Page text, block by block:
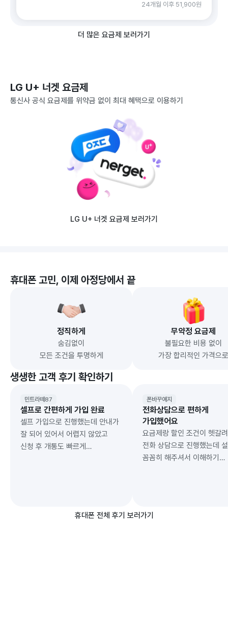
24개월 이후 51,900원
더 많은 요금제 보러가기
LG U+ 너겟 요금제
통신사 공식 요금제를 위약금 없이 최대 혜택으로 이용하기
LG U+ 너겟 요금제 보러가기
휴대폰 고민, 이제 아정당에서 끝
정직하게
숨김없이
모든 조건을 투명하게
무약정 요금제
불필요한 비용 없이
가장 합리적인 가격으로
생생한 고객 후기 확인하기
민트라떼87
셀프로 간편하게 가입 완료
셀프 가입으로 진행했는데 안내가
잘 되어 있어서 어렵지 않았고
신청 후 개통도 빠르게
폰바꾸예지
전화상담으로 편하게
가입했어요
요금제랑 할인 조건이 헷갈
전화 상담으로 진행했는데
꼼꼼히 해주셔서 이해하기
휴대폰 전체 후기 보러가기